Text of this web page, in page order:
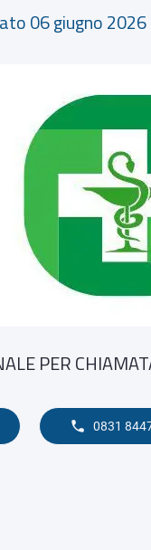
06 giugno
PER
0831